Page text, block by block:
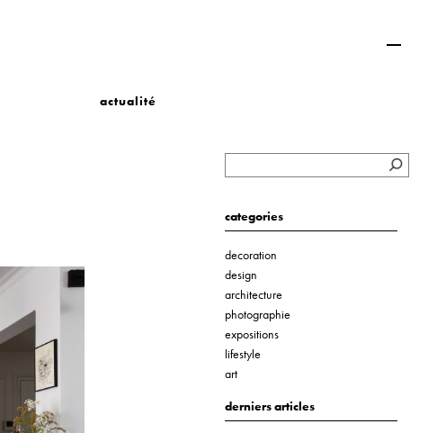
actualité
categories
decoration
design
architecture
photographie
expositions
lifestyle
art
derniers articles